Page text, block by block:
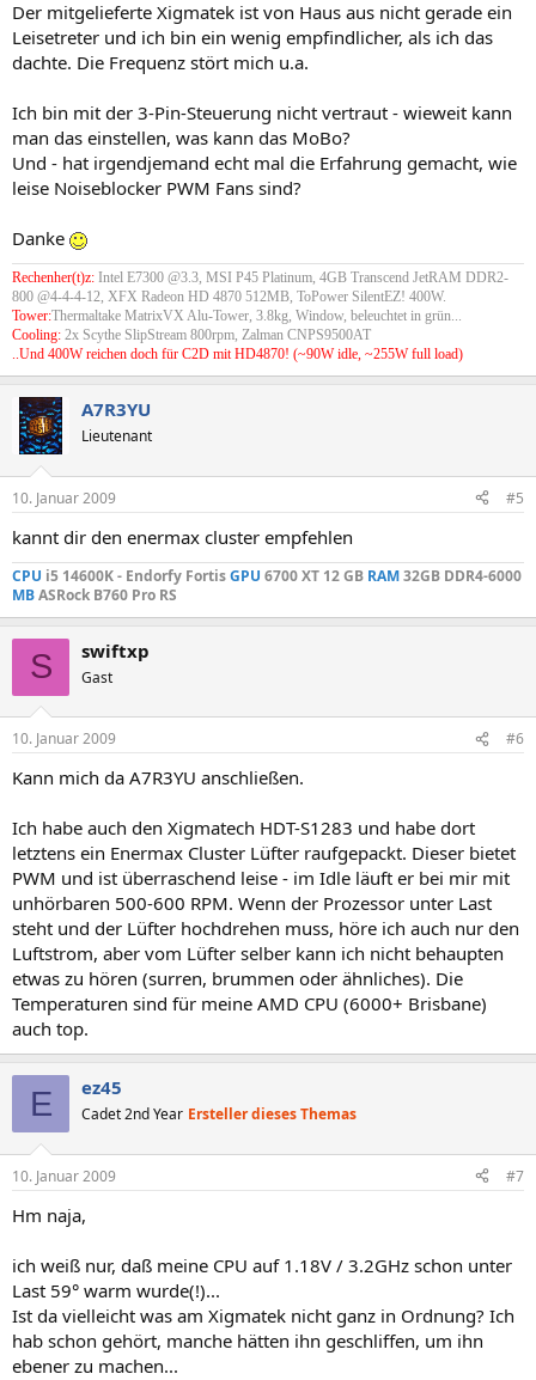
Der mitgelieferte Xigmatek ist von Haus aus nicht gerade ein
Leisetreter und ich bin ein wenig empfindlicher, als ich das
dachte. Die Frequenz stört mich u.a.
Ich bin mit der 3-Pin-Steuerung nicht vertraut - wieweit kann
man das einstellen, was kann das MoBo?
Und - hat irgendjemand echt mal die Erfahrung gemacht, wie
leise Noiseblocker PWM Fans sind?
Danke
Rechenher(t)z: Intel E7300 @3.3, MSI P45 Platinum, 4GB Transcend JetRAM DDR2-
800 @4-4-4-12, XFX Radeon HD 4870 512MB, ToPower SilentEZ! 400W.
Tower:Thermaltake MatrixVX Alu-Tower, 3.8kg, Window, beleuchtet in grün...
Cooling: 2x Scythe SlipStream 800rpm, Zalman CNPS9500AT
..Und 400W reichen doch für C2D mit HD4870! (~90W idle, ~255W full load)
A7R3YU
Lieutenant
10. Januar 2009 #5
kannt dir den enermax cluster empfehlen
CPU i5 14600K - Endorfy FortisGPU 6700 XT 12 GB RAM32GB DDR4-6000
MBASRock B760 Pro RS
S swiftxp
Gast
10. Januar 2009 #6
Kann mich da A7R3YU anschließen.
Ich habe auch den Xigmatech HDT-S1283 und habe dort
letztens ein Enermax Cluster Lüfter raufgepackt. Dieser bietet
PWM und ist überraschend leise - im Idle läuft er bei mir mit
unhörbaren 500-600 RPM. Wenn der Prozessor unter Last
steht und der Lüfter hochdrehen muss, höre ich auch nur den
Luftstrom, aber vom Lüfter selber kann ich nicht behaupten
etwas zu hören (surren, brummen oder ähnliches). Die
Temperaturen sind für meine AMD CPU (6000+ Brisbane)
auch top.
E ez45
Cadet 2nd Year Ersteller dieses Themas
10. Januar 2009 #7
Hm naja,
ich weiß nur, daß meine CPU auf 1.18V / 3.2GHz schon unter
Last 59° warm wurde(!)...
Ist da vielleicht was am Xigmatek nicht ganz in Ordnung? Ich
hab schon gehört, manche hätten ihn geschliffen, um ihn
ebener zu machen...